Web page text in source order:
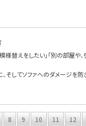
様替えをしたい」「別の部屋
そしてソファへのダメージを
8 9 10 11 12